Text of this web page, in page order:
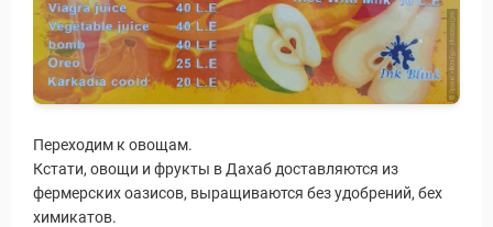
Путеводитель по
Переходим к овощам.
Кстати, овощи и фрукты в Дахаб доставляются из
фермерских оазисов, выращиваются без удобрений, бех
химикатов.